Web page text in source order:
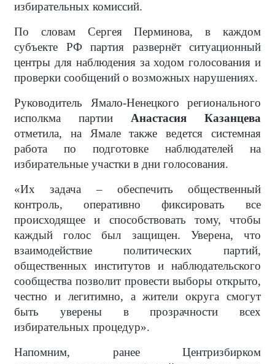
избирательных комиссий.
По словам Сергея Перминова, в каждом
субъекте РФ партия развернёт ситуационный
центры для наблюдения за ходом голосования и
проверки сообщений о возможных нарушениях.
Руководитель Ямало-Ненецкого регионального
исполкма партии Анастасия Казанцева
отметила, на Ямале также ведется системная
работа по подготовке наблюдателей на
избирательные участки в дни голосования.
«Их задача – обеспечить общественный
контроль, оперативно фиксировать все
происходящее и способствовать тому, чтобы
каждый голос был защищен. Уверена, что
взаимодействие политических партий,
общественных институтов и наблюдательского
сообщества позволит провести выборы открыто,
честно и легитимно, а жители округа смогут
быть уверены в прозрачности всех
избирательных процедур».
Напомним, ранее Центризбирком